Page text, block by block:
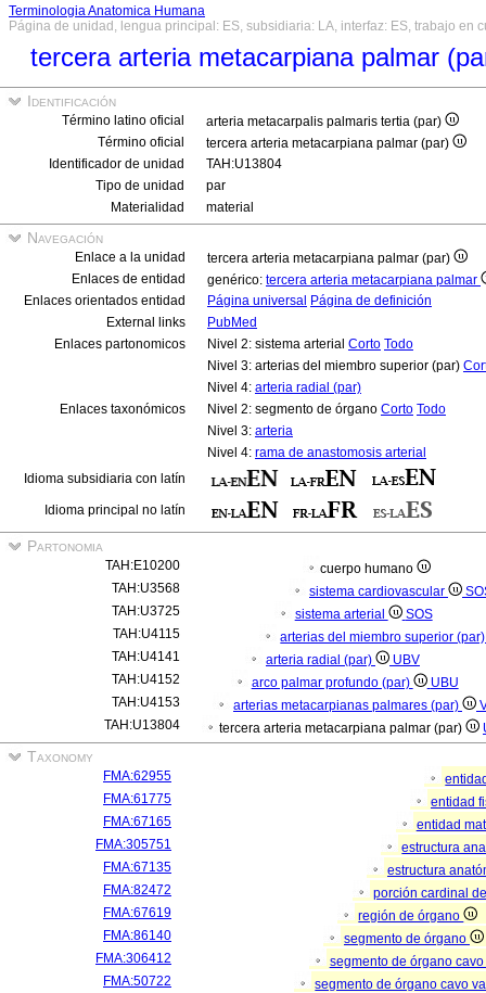
Terminologia Anatomica Humana
Página de unidad, lengua principal: ES, subsidiaria: LA, interfaz: ES, trabajo en
tercera arteria metacarpiana palmar
Identificación
Término latino oficial
arteria metacarpalis palmaris tertia (par)
Término oficial
tercera arteria metacarpiana palmar (par)
Identificador de unidad
TAH:U13804
Tipo de unidad
par
Materialidad
material
Navegación
Enlace a la unidad
tercera arteria metacarpiana palmar (par)
Enlaces de entidad
genérico: tercera arteria metacarpiana palmar
Enlaces orientados entidad
Página universal Página de definición
External links
PubMed
Enlaces partonomicos
Nivel 2: sistema arterial Corto Todo
Nivel 3: arterias del miembro superior (par)
Nivel 4: arteria radial (par)
Enlaces taxonómicos
Nivel 2: segmento de órgano Corto Todo
Nivel 3: arteria
Nivel 4: rama de anastomosis arterial
Idioma subsidiaria con latín
Idioma principal no latín
Partonomia
TAH:E10200
cuerpo humano
TAH:U3568
sistema cardiovascular
TAH:U3725
sistema arterial
SOS
TAH:U4115
arterias del miembro superior
TAH:U4141
arteria radial (par)
UBV
TAH:U4152
arco palmar profundo (par)
UBU
TAH:U4153
arterias metacarpianas palmares (par)
TAH:U13804
tercera arteria metacarpiana palmar (par)
Taxonomy
FMA:62955
FMA:61775
entidad
FMA:67165
entidad
FMA:305751
estructura
FMA:67135
estructura
FMA:82472
porción cardinal
FMA:67619
región de órgano
FMA:86140
segmento de órgano
FMA:306412
segmento de órgano
FMA:50722
segmento de órgano cavo